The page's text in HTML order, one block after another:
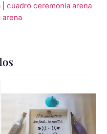
cuadro ceremonia arena
arena